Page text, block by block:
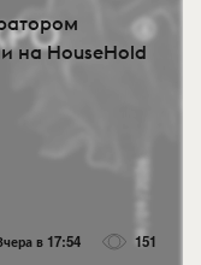
на HouseHold
в 17:54 151